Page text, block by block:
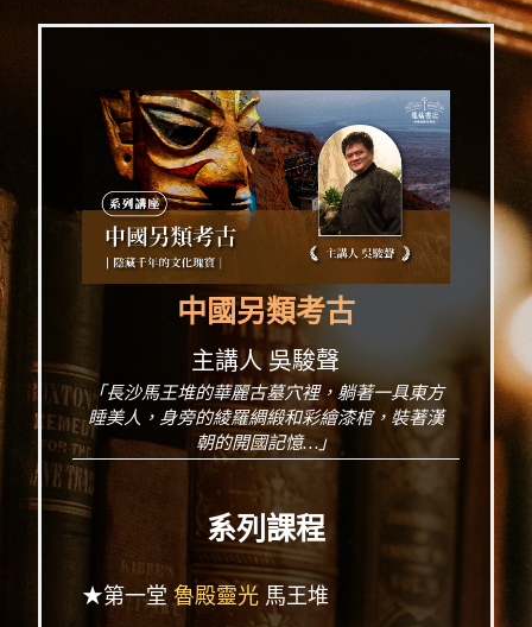
中國另類考古
主講人 吳駿聲
「長沙馬王堆的華麗古墓穴裡，躺著一具東方
睡美人，身旁的綾羅綢緞和彩繪漆棺，裝著漢
朝的開國記憶…」
系列課程
★第一堂 魯殿靈光馬王堆